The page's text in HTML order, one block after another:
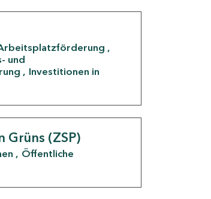
und
Investitionen in
(ZSP)
Öffentliche